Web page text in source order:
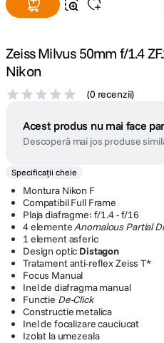
Zeiss Milvus 50mm f/1.4
Nikon
(0 recenzii)
Acest produs nu mai face
Descoperă mai jos produse
Specificații cheie
Montura Nikon F
Compatibil Full Frame
Plaja diafragme: f/1.4 - f/16
4 elementeAnomalous Partial
1 element asferic
Design optic Distagon
Tratament anti-reflex Zeiss T*
Focus Manual
Inel de diafragma manual
Functie De-Click
Constructie metalica
Inel de focalizare cauciucat
Izolat la umezeala